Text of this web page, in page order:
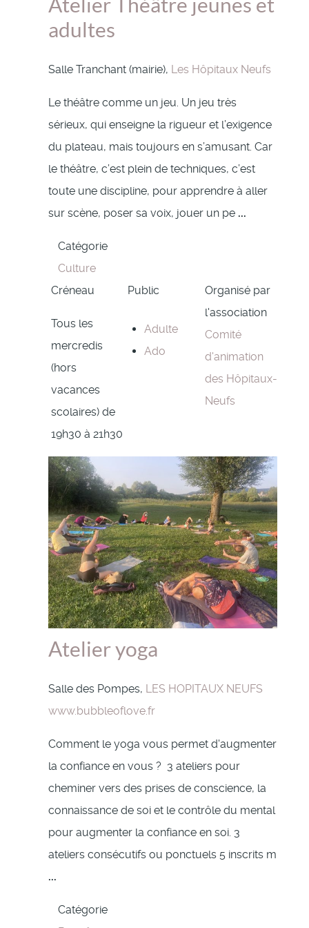
adultes
Salle Tranchant (mairie), Les Hôpitaux Neufs
Le théâtre comme un jeu. Un jeu très
sérieux, qui enseigne la rigueur et l’exigence
du plateau, mais toujours en s’amusant. Car
le théâtre, c’est plein de techniques, c’est
toute une discipline, pour apprendre à aller
sur scène, poser sa voix, jouer un pe ...
Catégorie
Culture
Créneau
Tous les
mercredis
(hors
vacances
scolaires) de
19h30 à 21h30
Public
Adulte
Ado
Organisé par
l'association
Comité
d'animation
des Hôpitaux-
Neufs
Atelier yoga
Salle des Pompes, LES HOPITAUX NEUFS
www.bubbleoflove.fr
Comment le yoga vous permet d'augmenter
la confiance en vous ? 3 ateliers pour
cheminer vers des prises de conscience, la
connaissance de soi et le contrôle du mental
pour augmenter la confiance en soi. 3
ateliers consécutifs ou ponctuels 5 inscrits m
...
Catégorie